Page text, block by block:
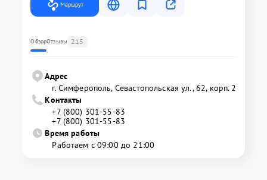
Маршрут
ОбзорОтзывы 215
Адрес
г. Симферополь, Севастопольская ул., 62, корп. 2
Контакты
+7 (800) 301-55-83
+7 (800) 301-55-83
Время работы
Работаем с 09:00 до 21:00